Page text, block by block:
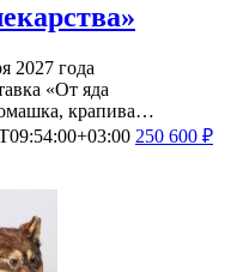
2027 года
«От яда
крапива…
250 600 ₽